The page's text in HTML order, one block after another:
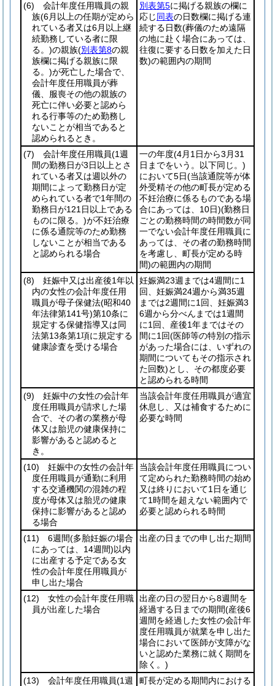
(6) 会計年度任用職員の親
族(6月以上の任期が定めら
れている者又は6月以上継
続勤務している者に限
る。)の親族(別表第8の親
族欄に掲げる親族に限
る。)が死亡した場合で、
会計年度任用職員が葬
儀、服喪その他の親族の
死亡に伴い必要と認めら
れる行事等のため勤務し
ないことが相当であると
認められるとき。
別表第5に掲げる親族の欄に
応じ同表の日数欄に掲げる連
続する日数(葬儀のため遠隔
の地に赴く場合にあっては、
往復に要する日数を加えた日
数)の範囲内の期間
(7) 会計年度任用職員(1週
間の勤務日が3日以上とさ
れている者又は週以外の
期間によって勤務日が定
められている者で1年間の
勤務日が121日以上である
ものに限る。)が不妊治療
に係る通院等のため勤務
しないことが相当である
と認められる場合
一の年度(4月1日から3月31
日までをいう。以下同じ。)
において5日(当該通院等が体
外受精その他の町長が定める
不妊治療に係るものである場
合にあっては、10日)(勤務日
ごとの勤務時間の時間数が同
一でない会計年度任用職員に
あっては、その者の勤務時間
を考慮し、町長が定める時
間)の範囲内の期間
(8) 妊娠中又は出産後1年以
内の女性の会計年度任用
職員が母子保健法(昭和40
年法律第141号)第10条に
規定する保健指導又は同
法第13条第1項に規定する
健康診査を受ける場合
妊娠満23週までは4週間に1
回、妊娠満24週から満35週
までは2週間に1回、妊娠満3
6週から分べんまでは1週間
に1回、産後1年まではその
間に1回(医師等の特別の指示
があった場合には、いずれの
期間についてもその指示され
た回数)とし、その都度必要
と認められる時間
(9) 妊娠中の女性の会計年
度任用職員が請求した場
合で、その者の業務が母
体又は胎児の健康保持に
影響があると認めると
き。
当該会計年度任用職員が適宜
休息し、又は補食するために
必要な時間
(10) 妊娠中の女性の会計年
度任用職員が通勤に利用
する交通機関の混雑の程
度が母体又は胎児の健康
保持に影響があると認め
る場合
当該会計年度任用職員につい
て定められた勤務時間の始め
又は終りにおいて1日を通じ
て1時間を超えない範囲内で
必要と認められる時間
(11) 6週間(多胎妊娠の場合
にあっては、14週間)以内
に出産する予定である女
性の会計年度任用職員が
申し出た場合
出産の日までの申し出た期間
(12) 女性の会計年度任用職
員が出産した場合
出産の日の翌日から8週間を
経過する日までの期間(産後6
週間を経過した女性の会計年
度任用職員が就業を申し出た
場合において医師が支障がな
いと認めた業務に就く期間を
除く。)
(13) 会計年度任用職員(1週
町長が定める期間内における